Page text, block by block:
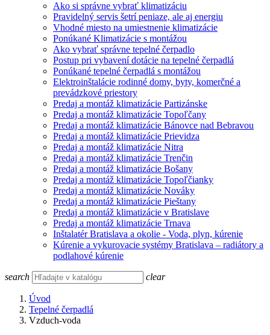
Ako si správne vybrať klimatizáciu
Pravidelný servis šetrí peniaze, ale aj energiu
Vhodné miesto na umiestnenie klimatizácie
Ponúkané Klimatizácie s montážou
Ako vybrať správne tepelné čerpadlo
Postup pri vybavení dotácie na tepelné čerpadlá
Ponúkané tepelné čerpadlá s montážou
Elektroinštalácie rodinné domy, byty, komerčné a
prevádzkové priestory
Predaj a montáž klimatizácie Partizánske
Predaj a montáž klimatizácie Topoľčany
Predaj a montáž klimatizácie Bánovce nad Bebravou
Predaj a montáž klimatizácie Prievidza
Predaj a montáž klimatizácie Nitra
Predaj a montáž klimatizácie Trenčin
Predaj a montáž klimatizácie Bošany
Predaj a montáž klimatizácie Topoľčianky
Predaj a montáž klimatizácie Nováky
Predaj a montáž klimatizácie Pieštany
Predaj a montáž klimatizácie v Bratislave
Predaj a montáž klimatizácie Trnava
Inštalatér Bratislava a okolie - Voda, plyn, kúrenie
Kúrenie a vykurovacie systémy Bratislava – radiátory a
podlahové kúrenie
search clear
Úvod
Tepelné čerpadlá
Vzduch-voda